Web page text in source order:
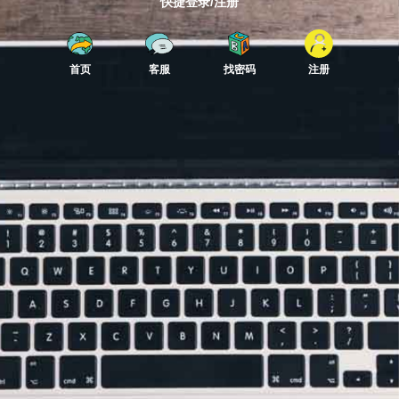
首页 客服 找密码 注册